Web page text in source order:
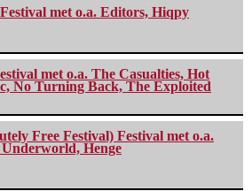
met o.a. Editors, Hiqpy
met o.a. The Casualties, Hot
No Turning Back, The Exploited
Free Festival) Festival met o.a.
Henge